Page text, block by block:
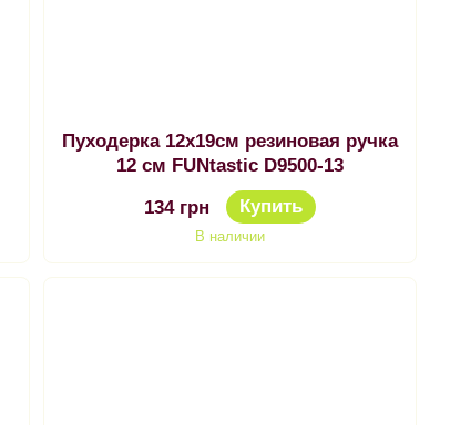
Пуходерка 12x19см резиновая ручка
12 см FUNtastic D9500-13
134 грн Купить
В наличии